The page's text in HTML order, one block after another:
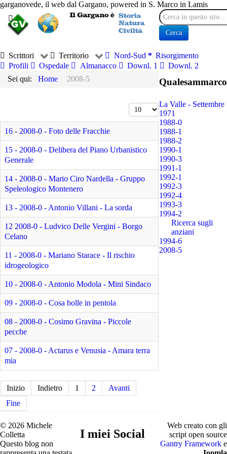
garganovede, il web dal Gargano, powered in S. Marco in Lamis
Cerca
Cerca
Scrittori Territorio Nord-Sud
Risorgimento
Profili
Ospedale Almanacco Downl. 1
Downl. 2
Sei qui:
Home 2008-5
Visualizza n.
16 - 2008-0 - Foto delle Fracchie
15 - 2008-0 - Delibera del Piano Urbanistico
Generale
14 - 2008-0 - Mario Ciro Nardella - Gruppo
Speleologico Montenero
13 - 2008-0 - Antonio Villani - La sorda
12 2008-0 - Ludvico Delle Vergini - Borgo
Celano
11 - 2008-0 - Mariano Starace - Il rischio
idrogeologico
10 - 2008-0 - Antonio Modola - Mini Sindaco
09 - 2008-0 - Cosa bolle in pentola
08 - 2008-0 - Cosimo Gravina - Piccole
pecche
07 - 2008-0 - Actarus e Venusia - Amara terra
mia
Inizio Indietro 1 2
Avanti
Fine
Qualesammarco
La Valle - Settembre
1971
1988-0
1988-1
1988-2
1990-1
1990-3
1991-1
1992-1
1992-3
1992-4
1993-3
1994-2
Ricerca sugli
anziani
1994-6
2008-5
© 2026 Michele
Colletta
Questo blog non
I miei Social
Web creato con gli
script open source
Gantry Frameworke